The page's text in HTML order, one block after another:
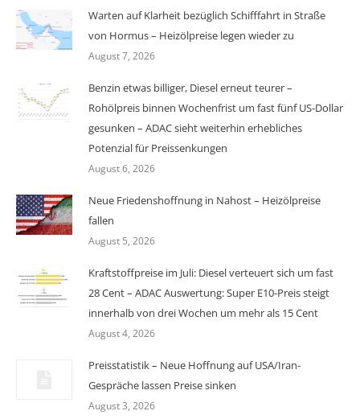
Warten auf Klarheit bezüglich Schifffahrt in Straße
von Hormus – Heizölpreise legen wieder zu
August 7, 2026
Benzin etwas billiger, Diesel erneut teurer –
Rohölpreis binnen Wochenfrist um fast fünf US-Dollar
gesunken – ADAC sieht weiterhin erhebliches
Potenzial für Preissenkungen
August 6, 2026
Neue Friedenshoffnung in Nahost – Heizölpreise
fallen
August 5, 2026
Kraftstoffpreise im Juli: Diesel verteuert sich um fast
28 Cent – ADAC Auswertung: Super E10-Preis steigt
innerhalb von drei Wochen um mehr als 15 Cent
August 4, 2026
Preisstatistik – Neue Hoffnung auf USA/Iran-
Gespräche lassen Preise sinken
August 3, 2026